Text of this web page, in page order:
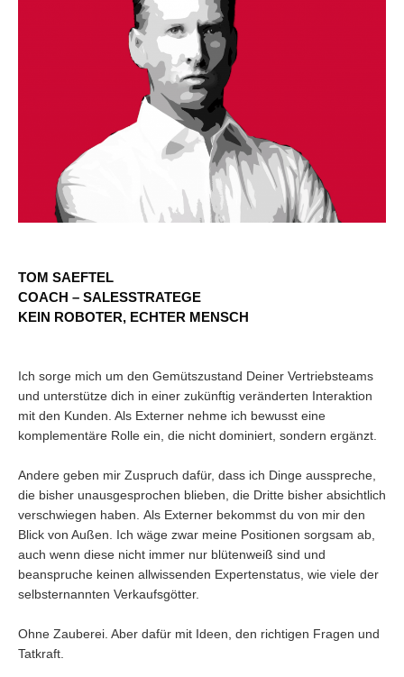
TOM SAEFTEL
COACH – SALESSTRATEGE
KEIN ROBOTER, ECHTER MENSCH
Ich sorge mich um den Gemütszustand Deiner Vertriebsteams
und unterstütze dich in einer zukünftig veränderten Interaktion
mit den Kunden. Als Externer nehme ich bewusst eine
komplementäre Rolle ein, die nicht dominiert, sondern ergänzt.
Andere geben mir Zuspruch dafür, dass ich Dinge ausspreche,
die bisher unausgesprochen blieben, die Dritte bisher absichtlich
verschwiegen haben. Als Externer bekommst du von mir den
Blick von Außen. Ich wäge zwar meine Positionen sorgsam ab,
auch wenn diese nicht immer nur blütenweiß sind und
beanspruche keinen allwissenden Expertenstatus, wie viele der
selbsternannten Verkaufsgötter.
Ohne Zauberei. Aber dafür mit Ideen, den richtigen Fragen und
Tatkraft.